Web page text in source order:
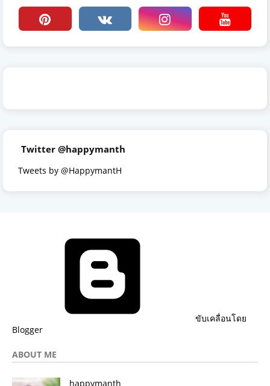
Twitter @happymanth
Tweets by @HappymantH
ขับเคลื่อนโดย
Blogger
ABOUT ME
happymanth